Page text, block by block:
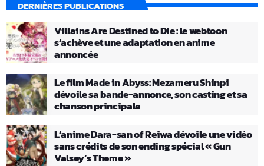
DERNIÈRES PUBLICATIONS
Villains Are Destined to Die : le webtoon
s’achève et une adaptation en anime
annoncée
Le film Made in Abyss: Mezameru Shinpi
dévoile sa bande-annonce, son casting et sa
chanson principale
L’anime Dara-san of Reiwa dévoile une vidéo
sans crédits de son ending spécial « Gun
Valsey’s Theme »